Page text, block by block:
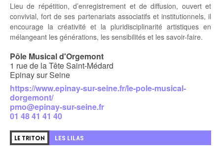
Lieu de répétition, d’enregistrement et de diffusion, ouvert et
convivial, fort de ses partenariats associatifs et institutionnels, il
encourage la créativité et la pluridisciplinarité artistiques en
mélangeant les générations, les sensibilités et les savoir-faire.
Pôle Musical d'Orgemont
1 rue de la Tête Saint-Médard
Epinay sur Seine
https://www.epinay-sur-seine.fr/le-pole-musical-
dorgemont/
pmo@epinay-sur-seine.fr
01 48 41 41 40
LE TRITON LES LILAS